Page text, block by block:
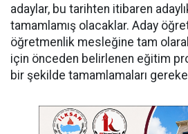
adaylar, bu tarihten itibaren
tamamlamış olacaklar. Aday
öğretmenlik mesleğine tam
için önceden belirlenen eğitim
bir şekilde tamamlamaları